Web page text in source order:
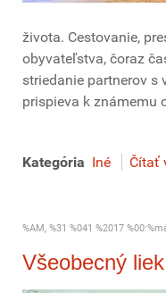
života. Cestovanie,
obyvateľstva, čoraz
striedanie partnerov s
prispieva k známemu
Kategória Iné Čítať
%AM, %31 %041 %2017
Všeobecný